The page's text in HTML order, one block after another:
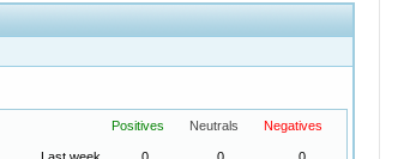
Positives Neutrals Negatives